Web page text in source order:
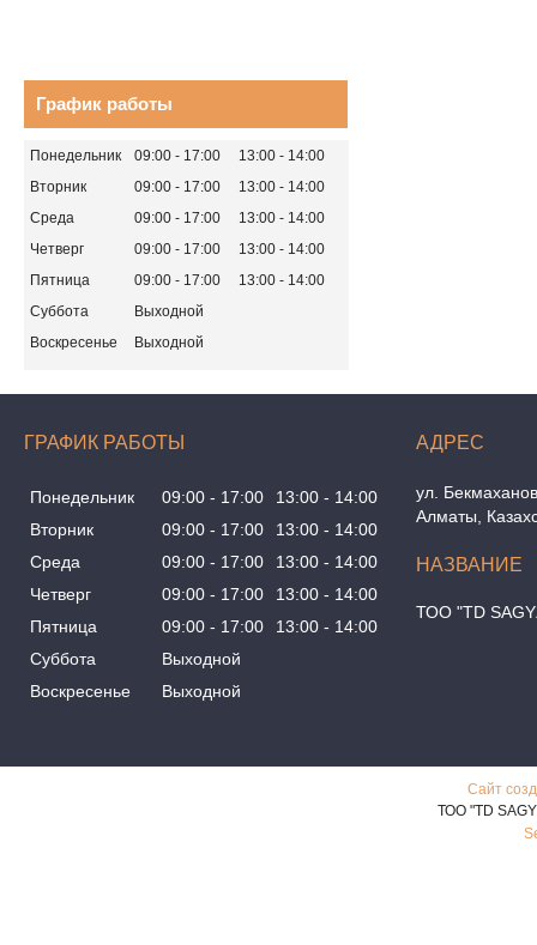
График работы
Понедельник 09:00 17:00 13:00
14:00
Вторник
09:00 17:00 13:00
14:00
Среда
09:00 17:00 13:00
14:00
Четверг
09:00 17:00 13:00
14:00
Пятница
09:00 17:00 13:00
14:00
Суббота
Выходной
Воскресенье
Выходной
ГРАФИК РАБОТЫ
Понедельник 09:00 17:00 13:00
14:00
Вторник
09:00 17:00 13:00
14:00
Среда
09:00 17:00 13:00
14:00
Четверг
09:00 17:00 13:00
14:00
Пятница
09:00 17:00 13:00
14:00
Суббота
Выходной
Воскресенье
Выходной
ул.
Алматы,
ТОО "TD
Сайт
ТОО "TD